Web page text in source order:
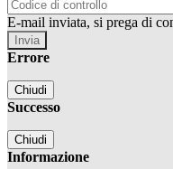
E-mail inviata, si prega di
Errore
Chiudi
Successo
Chiudi
Informazione